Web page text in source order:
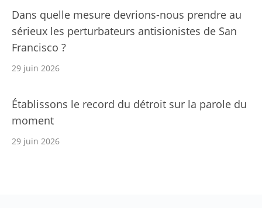
Dans quelle mesure devrions-nous prendre au
sérieux les perturbateurs antisionistes de San
Francisco ?
29 juin 2026
Établissons le record du détroit sur la parole du
moment
29 juin 2026